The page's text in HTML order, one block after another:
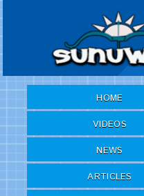
HOME
VIDEOS
NEWS
ARTICLES